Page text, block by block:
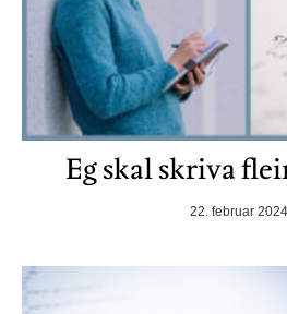
Eg skal skriva
22. februar 2024